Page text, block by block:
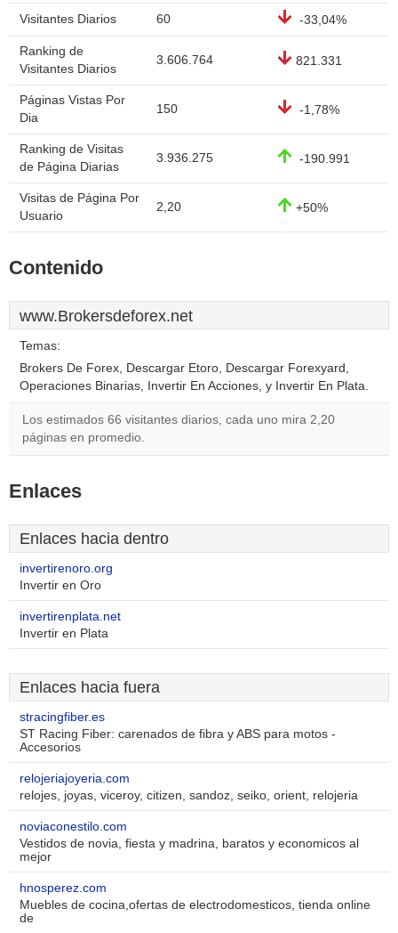
Visitantes Diarios 60 -33,04%
Ranking de
Visitantes Diarios
3.606.764 821.331
Páginas Vistas Por
Dia
150 -1,78%
Ranking de Visitas
de Página Diarias
3.936.275 -190.991
Visitas de Página Por
Usuario
2,20 +50%
Contenido
www.Brokersdeforex.net
Temas:
Brokers De Forex, Descargar Etoro, Descargar Forexyard,
Operaciones Binarias, Invertir En Acciones, y Invertir En Plata.
Los estimados 66 visitantes diarios, cada uno mira 2,20
páginas en promedio.
Enlaces
Enlaces hacia dentro
invertirenoro.org
Invertir en Oro
invertirenplata.net
Invertir en Plata
Enlaces hacia fuera
stracingfiber.es
ST Racing Fiber: carenados de fibra y ABS para motos -
Accesorios
relojeriajoyeria.com
relojes, joyas, viceroy, citizen, sandoz, seiko, orient, relojeria
noviaconestilo.com
Vestidos de novia, fiesta y madrina, baratos y economicos al
mejor
hnosperez.com
Muebles de cocina,ofertas de electrodomesticos, tienda online
de